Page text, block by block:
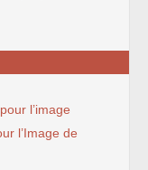
l’image
l’Image de